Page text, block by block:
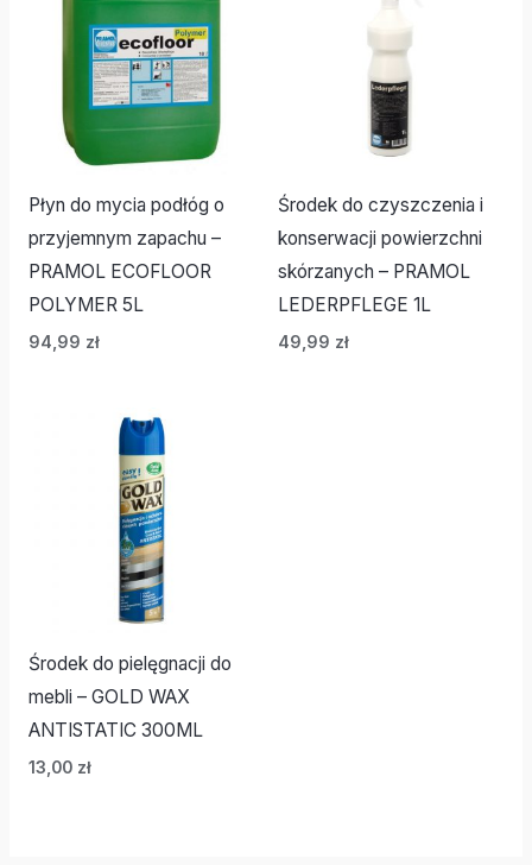
Płyn do mycia podłóg o
przyjemnym zapachu –
PRAMOL ECOFLOOR
POLYMER 5L
94,99 zł
Środek do czyszczenia i
konserwacji powierzchni
skórzanych – PRAMOL
LEDERPFLEGE 1L
49,99 zł
Środek do pielęgnacji do
mebli – GOLD WAX
ANTISTATIC 300ML
13,00 zł